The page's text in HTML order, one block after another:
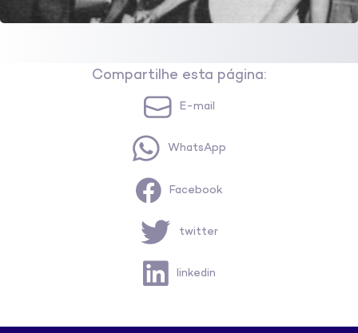
Compartilhe esta página:
E-mail
WhatsApp
Facebook
twitter
linkedin